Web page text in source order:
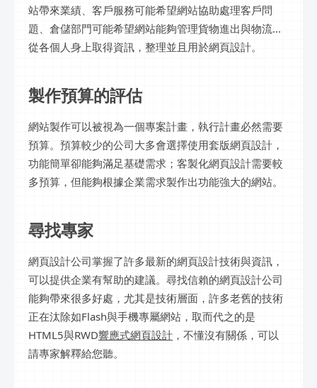
站帶來業績、客戶服務可能希望網站協助處理客戶問
題、倉儲部門可能希望網站能夠管理貨物進出與物流...
從各個人身上取得資訊，整理並且用於網頁設計。
製作預算的評估
網站製作可以被視為一個專案計畫，執行計畫必然需要
預算。預算較少的公司大多會選擇使用套版網頁設計，
功能簡單卻能夠滿足基礎需求；客製化網頁設計需要較
多預算，但能夠根據企業需求製作出功能強大的網站。
尋找專家
網頁設計公司掌握了許多最新的網頁設計技術與資訊，
可以提供企業有幫助的建議。尋找信賴的網頁設計公司
能夠帶來很多好處，尤其是技術層面，許多老舊的技術
正在汰除如Flash與手機專屬網站，取而代之的是
HTML5與RWD響應式網頁設計 ，不懂沒有關係，可以
請專家解釋給您聽。